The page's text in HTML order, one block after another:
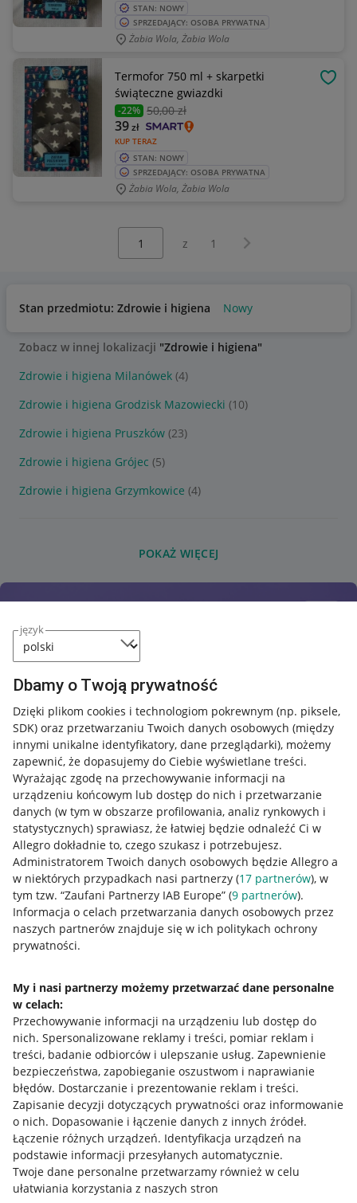
język
Dbamy o Twoją prywatność
Dzięki plikom cookies i technologiom pokrewnym (np. piksele,
SDK) oraz przetwarzaniu Twoich danych osobowych (między
innymi unikalne identyfikatory, dane przeglądarki), możemy
zapewnić, że dopasujemy do Ciebie wyświetlane treści.
Wyrażając zgodę na przechowywanie informacji na
urządzeniu końcowym lub dostęp do nich i przetwarzanie
danych (w tym w obszarze profilowania, analiz rynkowych i
statystycznych) sprawiasz, że łatwiej będzie odnaleźć Ci w
Allegro dokładnie to, czego szukasz i potrzebujesz.
Administratorem Twoich danych osobowych będzie Allegro a
w niektórych przypadkach nasi partnerzy (17 partnerów), w
tym tzw. “Zaufani Partnerzy IAB Europe” (9 partnerów).
Informacja o celach przetwarzania danych osobowych przez
naszych partnerów znajduje się w ich politykach ochrony
prywatności.
My i nasi partnerzy możemy przetwarzać dane personalne
w celach:
Przechowywanie informacji na urządzeniu lub dostęp do
nich. Spersonalizowane reklamy i treści, pomiar reklam i
treści, badanie odbiorców i ulepszanie usług. Zapewnienie
bezpieczeństwa, zapobieganie oszustwom i naprawianie
błędów. Dostarczanie i prezentowanie reklam i treści.
Zapisanie decyzji dotyczących prywatności oraz informowanie
o nich. Dopasowanie i łączenie danych z innych źródeł.
Łączenie różnych urządzeń. Identyfikacja urządzeń na
podstawie informacji przesyłanych automatycznie.
Twoje dane personalne przetwarzamy również w celu
ułatwiania korzystania z naszych stron
STAN: NOWY
SPRZEDAJĄCY: OSOBA PRYWATNA
Żabia Wola, Żabia Wola
Termofor 750 ml + skarpetki
świąteczne gwiazdki
-22% 50,00 zł
KUP TERAZ
39zł
STAN: NOWY
SPRZEDAJĄCY: OSOBA PRYWATNA
Żabia Wola, Żabia Wola
z 1 Następna strona
Stan przedmiotu: Zdrowie i higiena Nowy
Zobacz w innej lokalizacji "Zdrowie i higiena"
Zdrowie i higiena Milanówek (4)
Zdrowie i higiena Grodzisk Mazowiecki (10)
Zdrowie i higiena Pruszków (23)
Zdrowie i higiena Grójec (5)
Zdrowie i higiena Grzymkowice (4)
POKAŻ WIĘCEJ
Przydatne informacje
Jak to działa
Allegro Gadane dla sprzedających
Allegro Gadane dla kupujących
Mapa miejscowości
Informacje prawne
Regulamin
Polityka plików "cookies"
Ustawienia plików "cookies"